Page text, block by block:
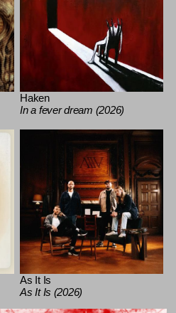
Haken
In a fever dream (2026)
As It Is
As It Is (2026)